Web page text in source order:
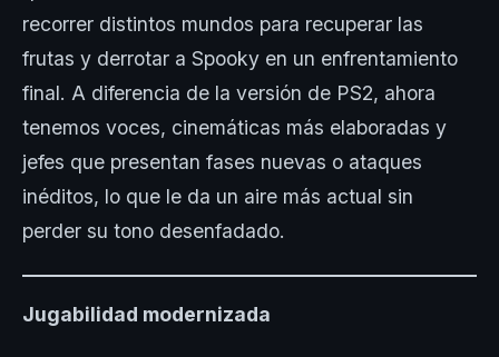
recorrer distintos mundos para recuperar las
frutas y derrotar a Spooky en un enfrentamiento
final. A diferencia de la versión de PS2, ahora
tenemos voces, cinemáticas más elaboradas y
jefes que presentan fases nuevas o ataques
inéditos, lo que le da un aire más actual sin
perder su tono desenfadado.
Jugabilidad modernizada